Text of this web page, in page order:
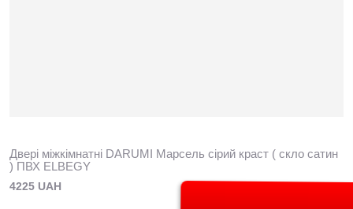
Двері міжкімнатні DARUMI Марсель сірий краст ( скло сатин
) ПВХ ELBEGY
4225 UAH